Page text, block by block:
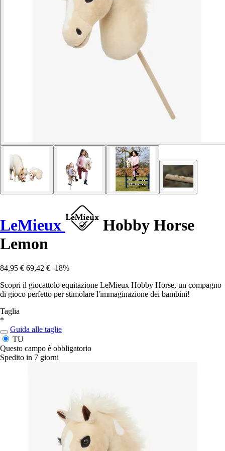
LeMieux
Hobby Horse
Lemon
84,95 € 69,42 € -18%
Scopri il giocattolo equitazione LeMieux Hobby Horse, un compagno
di gioco perfetto per stimolare l'immaginazione dei bambini!
Taglia
*
Guida alle taglie
TU
Questo campo è obbligatorio
Spedito in 7 giorni